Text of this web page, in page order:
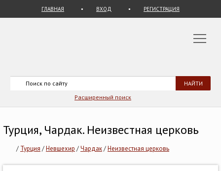
ГЛАВНАЯ ВХОД РЕГИСТРАЦИЯ
Расширенный поиск
Турция, Чардак. Неизвестная церковь
/ Турция /Невшехир /Чардак/Неизвестная церковь